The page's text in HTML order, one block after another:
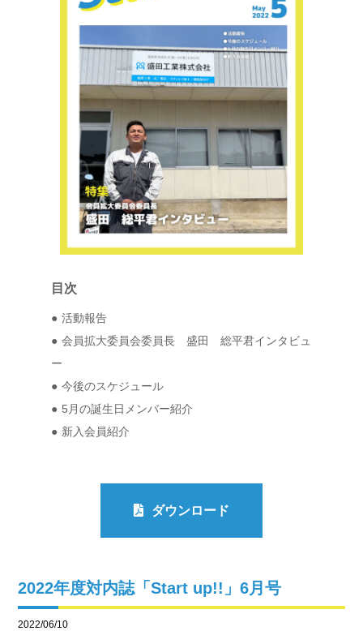
目次
活動報告
会員拡大委員会委員長 盛田 総平君インタビュ
ー
今後のスケジュール
5月の誕生日メンバー紹介
新入会員紹介
ダウンロード
2022年度対内誌「Start up!!」6月号
2022/06/10